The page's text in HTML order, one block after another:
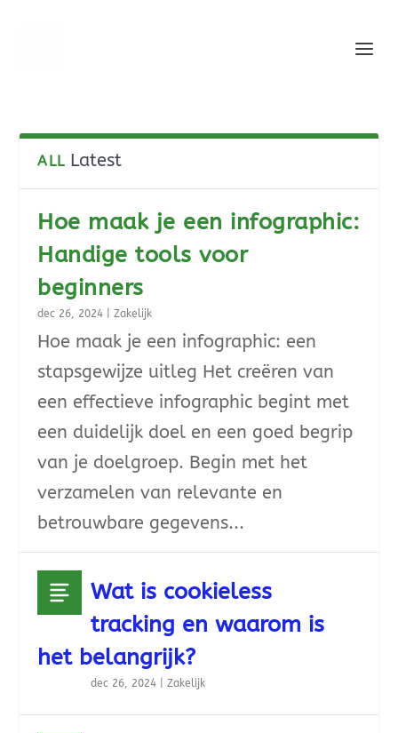
ALL Latest
Hoe maak je een infographic:
Handige tools voor
beginners
dec 26, 2024 |Zakelijk
Hoe maak je een infographic: een
stapsgewijze uitleg Het creëren van
een effectieve infographic begint met
een duidelijk doel en een goed begrip
van je doelgroep. Begin met het
verzamelen van relevante en
betrouwbare gegevens...
Wat is cookieless
tracking en waarom is
het belangrijk?
dec 26, 2024 |Zakelijk